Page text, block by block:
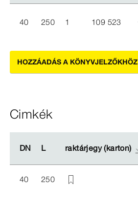
40 250 1 109 523
HOZZÁADÁS A KÖNYVJELZŐKHÖZ
Cimkék
DN L raktárjegy (karton)
DN L raktárjegy (karton)
40 250